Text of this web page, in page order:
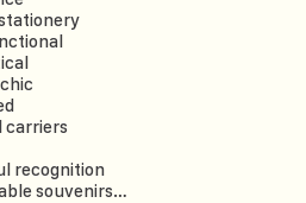
carriers
recognition
souvenirs…